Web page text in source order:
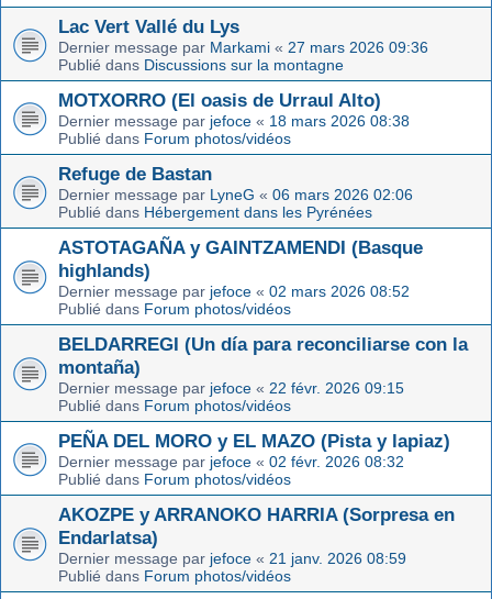
Lac Vert Vallé du Lys
Dernier message par Markami « 27 mars 2026 09:36
Publié dans Discussions sur la montagne
MOTXORRO (El oasis de Urraul Alto)
Dernier message par jefoce « 18 mars 2026 08:38
Publié dans Forum photos/vidéos
Refuge de Bastan
Dernier message par LyneG « 06 mars 2026 02:06
Publié dans Hébergement dans les Pyrénées
ASTOTAGAÑA y GAINTZAMENDI (Basque
highlands)
Dernier message par jefoce « 02 mars 2026 08:52
Publié dans Forum photos/vidéos
BELDARREGI (Un día para reconciliarse con la
montaña)
Dernier message par jefoce « 22 févr. 2026 09:15
Publié dans Forum photos/vidéos
PEÑA DEL MORO y EL MAZO (Pista y lapiaz)
Dernier message par jefoce « 02 févr. 2026 08:32
Publié dans Forum photos/vidéos
AKOZPE y ARRANOKO HARRIA (Sorpresa en
Endarlatsa)
Dernier message par jefoce « 21 janv. 2026 08:59
Publié dans Forum photos/vidéos